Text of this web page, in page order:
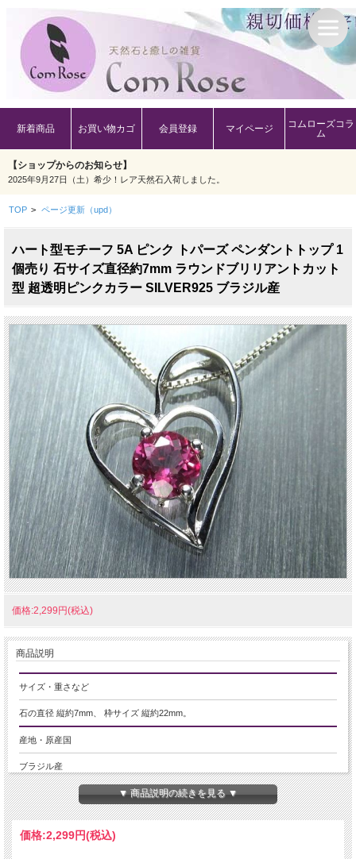
新着商品 お買い物カゴ 会員登録 マイページ
コムローズコラ
ム
【ショップからのお知らせ】
2025年9月27日（土）希少！レア天然石入荷しました。
TOP > ページ更新（upd）
ハート型モチーフ 5A ピンク トパーズ ペンダントトップ 1
個売り 石サイズ直径約7mm ラウンドブリリアントカット
型 超透明ピンクカラー SILVER925 ブラジル産
価格:2,299円(税込)
商品説明
サイズ・重さなど
石の直径 縦約7mm、 枠サイズ 縦約22mm。
産地・原産国
ブラジル産
グレードなど
5A
▼ 商品説明の続きを見る ▼
価格:2,299円(税込)